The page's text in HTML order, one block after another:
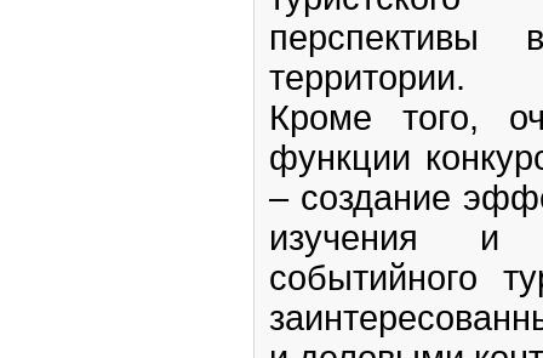
перспективы
территории.
Кроме того,
функции
– создание
изучения и
событийного